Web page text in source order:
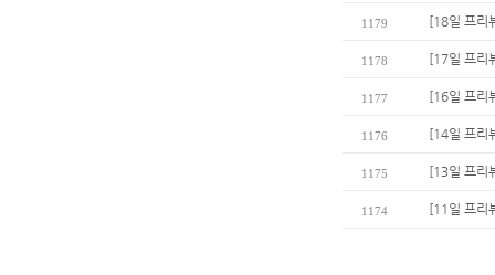
1179 [18일 프리
1178 [17일 프리
1177 [16일 프리
1176 [14일 프리
1175 [13일 프리
1174 [11일 프리